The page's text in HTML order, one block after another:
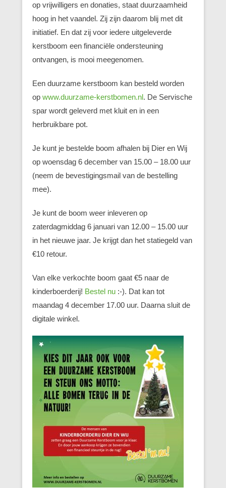
op vrijwilligers en donaties, staat duurzaamheid
hoog in het vaandel. Zij zijn daarom blij met dit
initiatief. En dat zij voor iedere uitgeleverde
kerstboom een financiële ondersteuning
ontvangen, is mooi meegenomen.
Een duurzame kerstboom kan besteld worden
op www.duurzame-kerstbomen.nl. De Servische
spar wordt geleverd met kluit en in een
herbruikbare pot.
Je kunt je bestelde boom afhalen bij Dier en Wij
op woensdag 6 december van 15.00 – 18.00 uur
(neem de bevestigingsmail van de bestelling
mee).
Je kunt de boom weer inleveren op
zaterdagmiddag 6 januari van 12.00 – 15.00 uur
in het nieuwe jaar. Je krijgt dan het statiegeld van
€10 retour.
Van elke verkochte boom gaat €5 naar de
kinderboerderij! Bestel nu :-). Dat kan tot
maandag 4 december 17.00 uur. Daarna sluit de
digitale winkel.